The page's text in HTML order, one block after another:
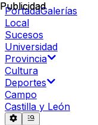
PortadaGalerías
Local
Sucesos
Universidad
Provincia
Cultura
Deportes
Campo
Castilla y León
Publicidad
Publicidad